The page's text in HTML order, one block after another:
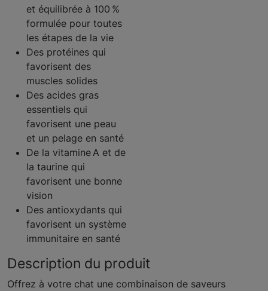
et équilibrée à 100 %
formulée pour toutes
les étapes de la vie
Des protéines qui
favorisent des
muscles solides
Des acides gras
essentiels qui
favorisent une peau
et un pelage en santé
De la vitamine A et de
la taurine qui
favorisent une bonne
vision
Des antioxydants qui
favorisent un système
immunitaire en santé
Description du produit
Offrez à votre chat une combinaison de saveurs